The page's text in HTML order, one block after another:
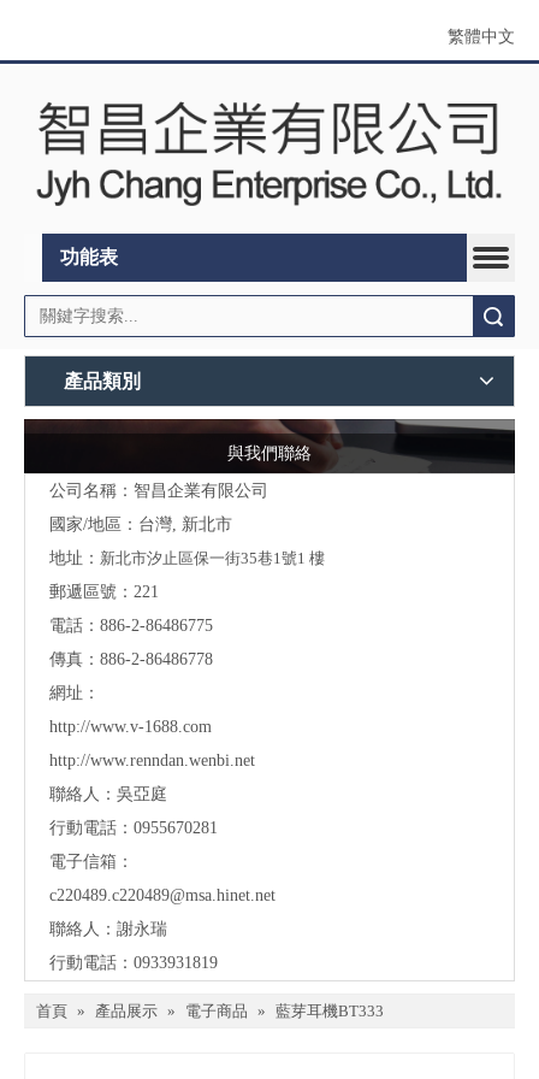
繁體中文
功能表
產品類別
與我們聯絡
公司名稱：智昌企業有限公司
國家/地區：台灣, 新北市
地址： 新北市汐止區保一街35巷1號1 樓
郵遞區號：221
電話：886-2-86486775
傳真：886-2-86486778
網址：
http://www.v-1688.com
http://www.renndan.wenbi.net
聯絡人：吳亞庭
行動電話：0955670281
電子信箱：
c220489.c220489@msa.hinet.net
聯絡人：謝永瑞
行動電話：0933931819
首頁 » 產品展示 » 電子商品 » 藍芽耳機BT333